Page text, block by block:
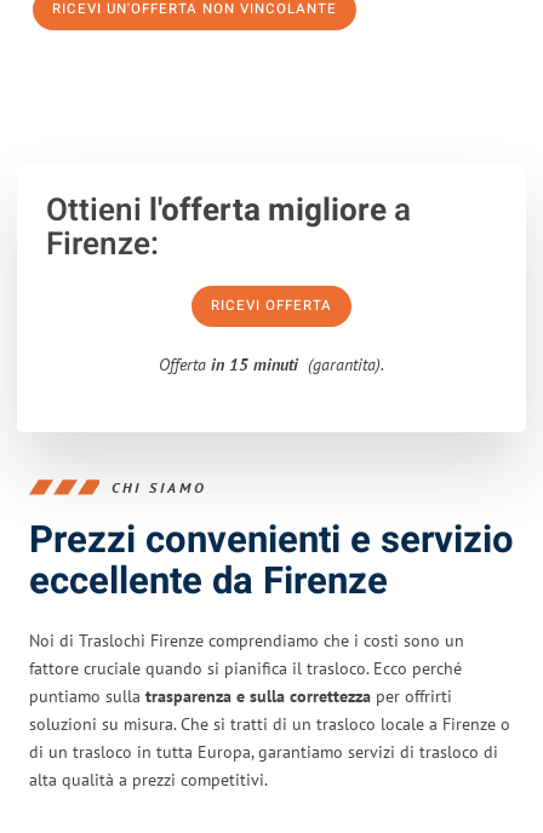
RICEVI UN'OFFERTA NON VINCOLANTE
Ottieni l'offerta migliorea
Firenze:
RICEVI OFFERTA
Offerta in 15 minuti (garantita).
CHI SIAMO
Prezzi convenienti e servizio
eccellente da Firenze
Noi di Traslochi Firenze comprendiamo che i costi sono un
fattore cruciale quando si pianifica il trasloco. Ecco perché
puntiamo sulla trasparenza e sulla correttezza per offrirti
soluzioni su misura. Che si tratti di un trasloco locale a Firenze o
di un trasloco in tutta Europa, garantiamo servizi di trasloco di
alta qualità a prezzi competitivi.